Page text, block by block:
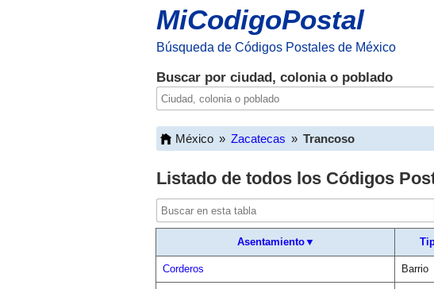
MiCodigoPostal
Búsqueda de Códigos Postales de México
Buscar por ciudad, colonia o poblado
México » Zacatecas » Trancoso
Listado de todos los Códigos
Asentamiento▼
Corderos Barrio